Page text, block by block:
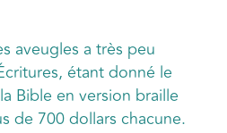
aveugles a très peu
étant donné le
Bible en version braille
de 700 dollars chacune.